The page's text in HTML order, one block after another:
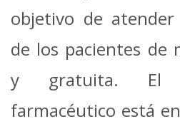
objetivo de atender
de los pacientes de
y gratuita. El
farmacéutico está